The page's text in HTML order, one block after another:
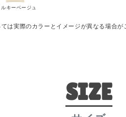
ルキーベージュ
は実際のカラーとイメージが異なる場合が
SIZE